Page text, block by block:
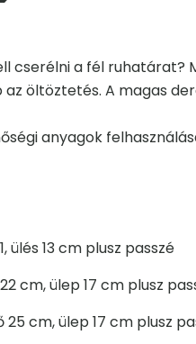
cserélni a fél
öltöztetés. A magas
anyagok
13 cm plusz passzé
cm, ülep 17 cm plusz
cm, ülep 17 cm plusz